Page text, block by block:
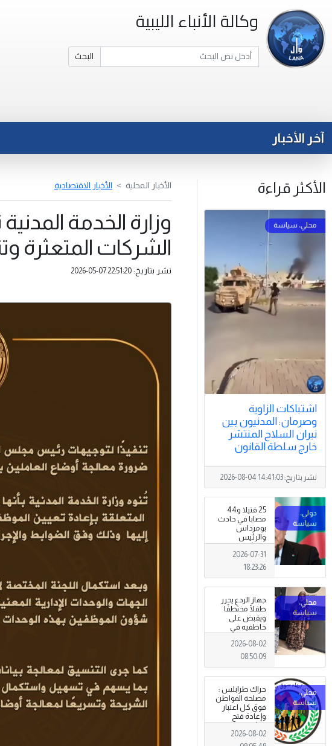
وكالة الأنباء الليبية
البحث
آخر الأخبار
الأكثر قراءة
اشتباكات الزاوية
وصرمان: المدنيون بين
نيران السلاح المنتشر
خارج سلطة القانون
نشر بتاريخ:2026-08-04 14:41:03
25 قتيلا و44
مصابا في حادث
بومرداس
والرئيس
الجزائري يعلن
الحداد .
2026-07-31
18:23:26
جهاز الردع يحرر
طفلًا مختطفًا
ويقبض على
خاطفيه في
طرابلس
2026-08-02
08:50:09
حراك طرابلس :
مصلحة المواطن
فوق كل اعتبار
وإعادة فتح
المؤسسات
جاءت استجابةً
للإرادة الشعبية
2026-08-02
الأخبار المحلية الأخبار الاقتصادية
وزارة الخدمة
الشركات المتعثرة
نشر بتاريخ: 2026-05-07 22:51:20